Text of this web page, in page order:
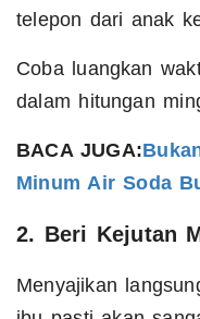
telepon dari anak
Coba luangkan
dalam hitungan
BACA JUGA:
Minum Air Soda
2. Beri Kejutan
Menyajikan